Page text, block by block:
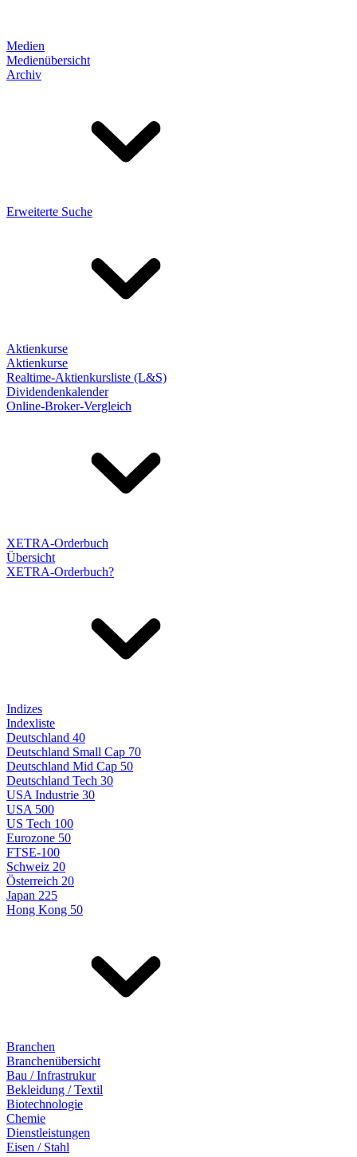
Medien
Medienübersicht
Archiv
Erweiterte Suche
Aktienkurse
Aktienkurse
Realtime-Aktienkursliste (L&S)
Dividendenkalender
Online-Broker-Vergleich
XETRA-Orderbuch
Übersicht
XETRA-Orderbuch?
Indizes
Indexliste
Deutschland 40
Deutschland Small Cap 70
Deutschland Mid Cap 50
Deutschland Tech 30
USA Industrie 30
USA 500
US Tech 100
Eurozone 50
FTSE-100
Schweiz 20
Österreich 20
Japan 225
Hong Kong 50
Branchen
Branchenübersicht
Bau / Infrastrukur
Bekleidung / Textil
Biotechnologie
Chemie
Dienstleistungen
Eisen / Stahl